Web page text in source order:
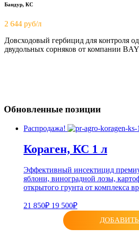
Бандур, КС
2 644 руб/л
Довсходовый гербицид для контроля
двудольных сорняков от компании
Обновленные позиции
Распродажа!
Кораген, КС 1 л
Эффективный инсектицид
яблони, виноградной лозы,
открытого грунта от комплекса
21 850₽ 19 500₽
ДОБАВИТЬ